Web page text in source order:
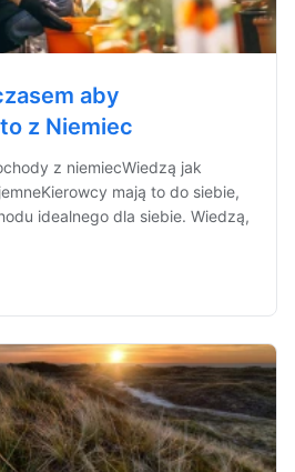
aby
z Niemiec
z niemiecWiedzą jak
mają to do siebie,
idealnego dla siebie. Wiedzą,